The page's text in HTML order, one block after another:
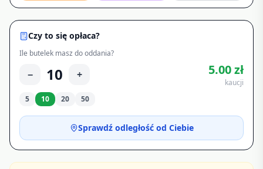
Czy to się opłaca?
Ile butelek masz do oddania?
− 10 + 5.00zł
kaucji
5
10 20 50
Sprawdź odległość od Ciebie